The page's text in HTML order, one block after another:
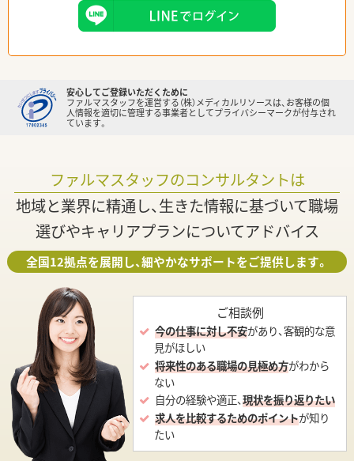
安心してご登録いただくために
ファルマスタッフを運営する（株）メディカルリソースは、お客様の個
人情報を適切に管理する事業者としてプライバシーマークが付与され
ています。
ファルマスタッフのコンサルタントは
地域と業界に精通し、生きた情報に基づいて職場
選びやキャリアプランについてアドバイス
全国12拠点を展開し、細やかなサポートをご提供します。
ご相談例
今の仕事に対し不安があり、客観的な意
見がほしい
将来性のある職場の見極め方がわから
ない
自分の経験や適正、現状を振り返りたい
求人を比較するためのポイントが知り
たい